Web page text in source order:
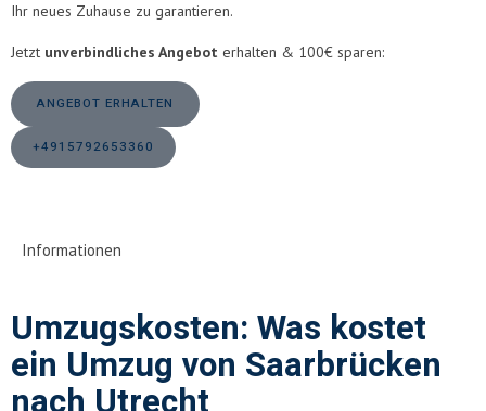
Ihr neues Zuhause zu garantieren.
Jetzt unverbindliches Angebot erhalten & 100€ sparen:
ANGEBOT ERHALTEN
+4915792653360
Informationen
Umzugskosten: Was kostet
ein Umzug von Saarbrücken